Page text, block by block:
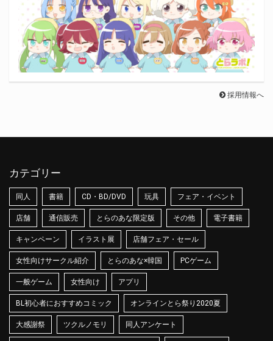
採用情報へ
カテゴリー
同人 書籍 CD・BD/DVD 玩具 フェア・イベント
店舗 通信販売 とらのあな限定版 その他 電子書籍
キャンペーン イラスト展 店舗フェア・セール
女性向けサークル紹介 とらのあな×韓国 PCゲーム
一般ゲーム 女性向け アプリ
BL初心者におすすめコミック オンラインとら祭り2020夏
大感謝祭 ツクルノモリ 同人アンケート